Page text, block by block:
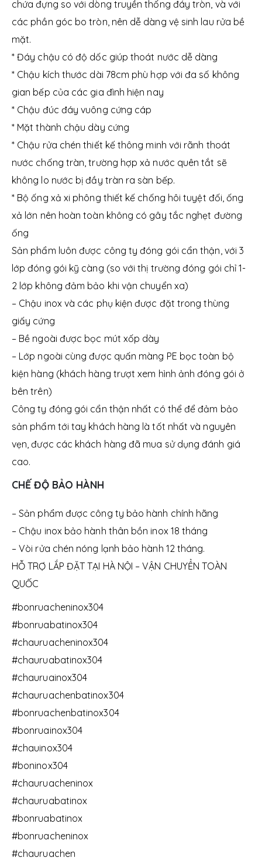
chứa đựng so với dòng truyền thống đáy tròn, và với
các phần góc bo tròn, nên dễ dàng vệ sinh lau rửa bề
mặt.
* Đáy chậu có độ dốc giúp thoát nước dễ dàng
* Chậu kích thước dài 78cm phù hợp với đa số không
gian bếp của các gia đình hiện nay
* Chậu đúc đáy vuông cứng cáp
* Mặt thành chậu dày cứng
* Chậu rửa chén thiết kế thông minh với rãnh thoát
nước chống tràn, trường hợp xả nước quên tắt sẽ
không lo nước bị đầy tràn ra sàn bếp.
* Bộ ống xả xi phông thiết kế chống hôi tuyệt đối, ống
xả lớn nên hoàn toàn không có gây tắc nghẹt đường
ống
Sản phẩm luôn được công ty đóng gói cẩn thận, với 3
lớp đóng gói kỹ càng (so với thị trường đóng gói chỉ 1-
2 lớp không đảm bảo khi vận chuyển xa)
– Chậu inox và các phụ kiện được đặt trong thùng
giấy cứng
– Bề ngoài được bọc mút xốp dày
– Lớp ngoài cùng được quấn màng PE bọc toàn bộ
kiện hàng (khách hàng trượt xem hình ảnh đóng gói ở
bên trên)
Công ty đóng gói cẩn thận nhất có thể để đảm bảo
sản phẩm tới tay khách hàng là tốt nhất và nguyên
vẹn, được các khách hàng đã mua sử dụng đánh giá
cao.
CHẾ ĐỘ BẢO HÀNH
– Sản phẩm được công ty bảo hành chính hãng
– Chậu inox bảo hành thân bồn inox 18 tháng
– Vòi rửa chén nóng lạnh bảo hành 12 tháng.
HỖ TRỢ LẮP ĐẶT TẠI HÀ NỘI – VẬN CHUYỂN TOÀN
QUỐC
#bonruacheninox304
#bonruabatinox304
#chauruacheninox304
#chauruabatinox304
#chauruainox304
#chauruachenbatinox304
#bonruachenbatinox304
#bonruainox304
#chauinox304
#boninox304
#chauruacheninox
#chauruabatinox
#bonruabatinox
#bonruacheninox
#chauruachen